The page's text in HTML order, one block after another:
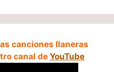
canciones llaneras
canal de YouTube